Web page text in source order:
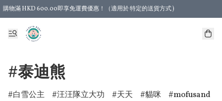
購物滿 HKD 600.00即享免運費優惠！（適用於 特定的送貨方式 )
#泰迪熊
白雪公主 汪汪隊立大功 天天 貓咪
mofusand